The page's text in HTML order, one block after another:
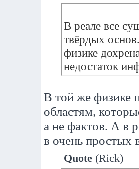
В реале все
твёрдых
физике
недостаток
В той же физике
областям,
а не фактов. А в
в очень простых
Quote (Rick)